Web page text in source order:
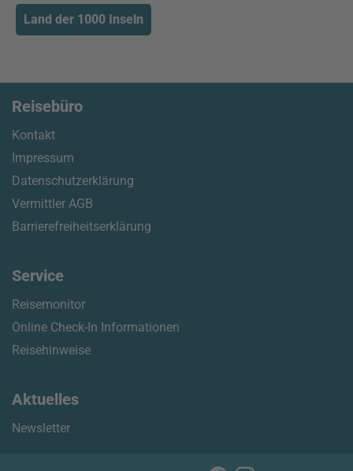
Land der 1000 Inseln
Reisebüro
Kontakt
Impressum
Datenschutzerklärung
Vermittler AGB
Barrierefreiheitserklärung
Service
Reisemonitor
Online Check-In Informationen
Reisehinweise
Aktuelles
Newsletter